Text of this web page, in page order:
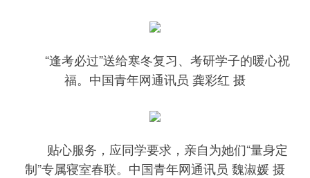
“逢考必过”送给寒冬复习、考研学子的暖心祝
福。中国青年网通讯员 龚彩红 摄
贴心服务，应同学要求，亲自为她们“量身定
制”专属寝室春联。中国青年网通讯员 魏淑媛 摄